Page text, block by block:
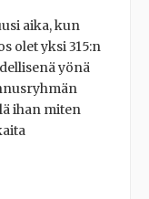
aika, kun
olet yksi 315:n
yönä
ihan miten